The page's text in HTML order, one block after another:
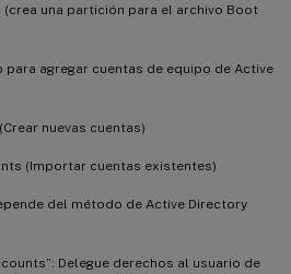
(crea una partición para el archivo Boot
agregar cuentas de equipo de Active
nuevas cuentas)
(Importar cuentas existentes)
del método de Active Directory
Delegue derechos al usuario de